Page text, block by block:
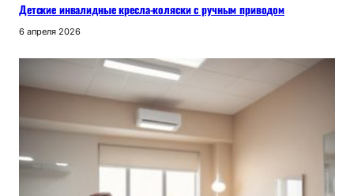
Детские инвалидные кресла-коляски с ручным приводом
6 апреля 2026